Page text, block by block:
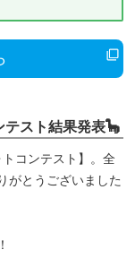
テスト結果発表🦕
コンテスト】。全
がとうございました